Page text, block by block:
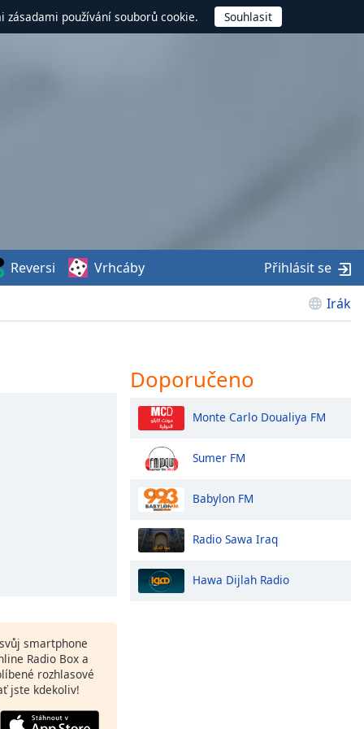
používání souborů cookie.
Irák
Reversi Vrhcáby Přihlásit se
smartphone
Radio Box a
rozhlasové
jste kdekoliv!
Doporučeno
Monte Carlo Doualiya FM
Sumer FM
Babylon FM
Radio Sawa Iraq
Hawa Dijlah Radio